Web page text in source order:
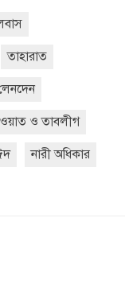
তাহারাত
ও তাবলীগ
নারী অধিকার